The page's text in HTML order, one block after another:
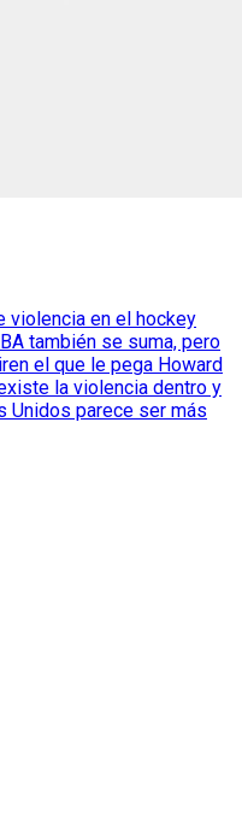
violencia en el hockey
también se suma, pero
el que le pega Howard
la violencia dentro y
Unidos parece ser más